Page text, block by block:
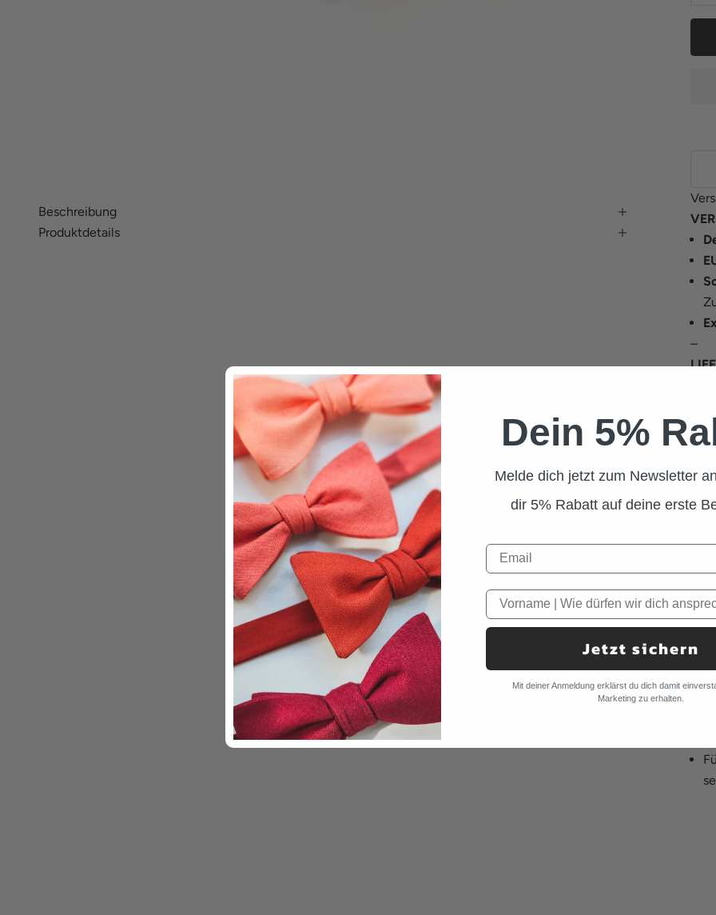
–
wie
Du
Beschreibung
Produktdetails
Dein 5%
Melde dich jetzt zum Newsletter
dir 5% Rabatt auf deine erste
Jetzt sichern
Mit deiner Anmeldung erklärst du dich damit
Marketing zu erhalten.